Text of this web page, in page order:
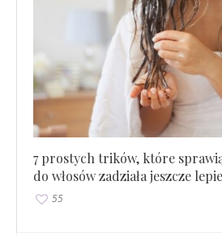
7 prostych trików, które
do włosów zadziała jeszcze
55